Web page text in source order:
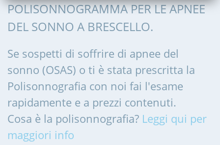
POLISONNOGRAMMA PER LE APNEE
DEL SONNO A BRESCELLO.
Se sospetti di soffrire di apnee del
sonno (OSAS) o ti è stata prescritta la
Polisonnografia con noi fai l'esame
rapidamente e a prezzi contenuti.
Cosa è la polisonnografia? Leggi qui per
maggiori info